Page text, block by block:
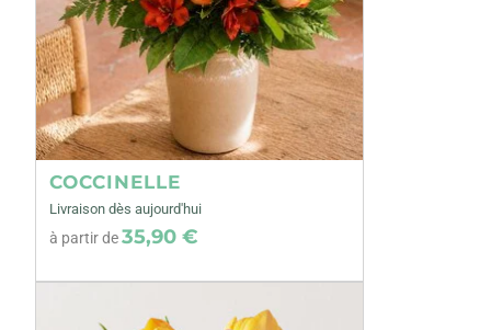
COCCINELLE
Livraison dès aujourd'hui
à partir de35,90 €